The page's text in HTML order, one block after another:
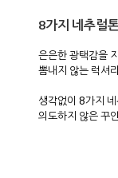
8가지 네추럴
은은한 광택감을
뽐내지 않는 럭셔
생각없이 8가지
의도하지 않은 꾸